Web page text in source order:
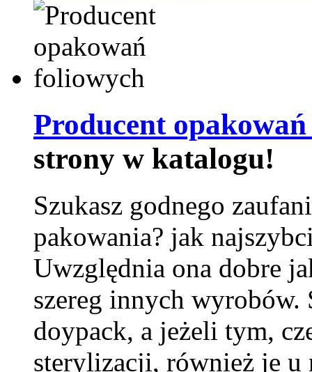
Producent
strony w katalogu!
Szukasz godnego
pakowania? jak
Uwzględnia ona dobre
szereg innych
doypack, a jeżeli tym,
sterylizacji, również je u